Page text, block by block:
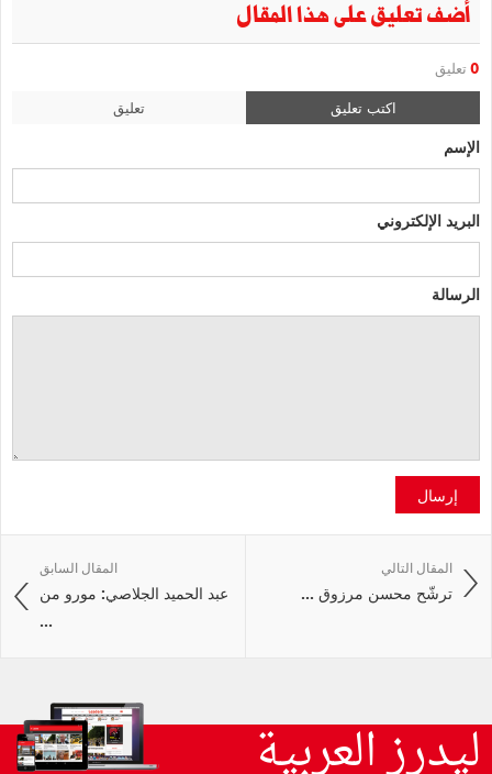
أضف تعليق على هذا المقال
0 تعليق
اكتب تعليق تعليق
الإسم
البريد الإلكتروني
الرسالة
إرسال
المقال السابق
عبد الحميد الجلاصي: مورو من
...
المقال التالي
ترشّح محسن مرزوق ...
ليدرز العربية